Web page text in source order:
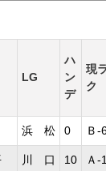
LG
ハ
ン
デ
現
ク
浜 松 0 Ｂ-
川 口 10 Ａ-